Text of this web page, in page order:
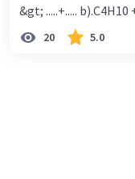
&gt; .....+..... b).C4H10
20 5.0